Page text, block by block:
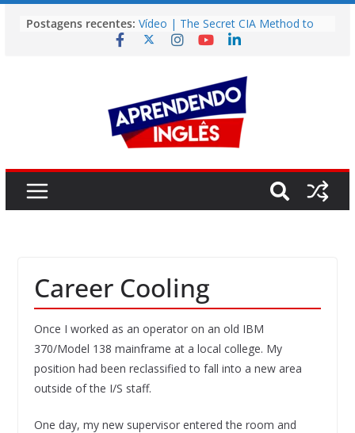
para
Postagens recentes: Vídeo | The Secret CIA Method to
Learn Any Language in 11 Days
Vídeo | Do imaginary friends make
you smarter?
Story | Brasília: The City That Rose
from the Wilderness
Easy English Song | Somewhere
Over the Rainbow (Israel
Career Cooling
Once I worked as an operator on an old IBM
370/Model 138 mainframe at a local college. My
position had been reclassified to fall into a new area
outside of the I/S staff.
One day, my new supervisor entered the room and